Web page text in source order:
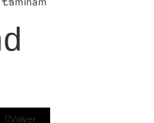
Volver